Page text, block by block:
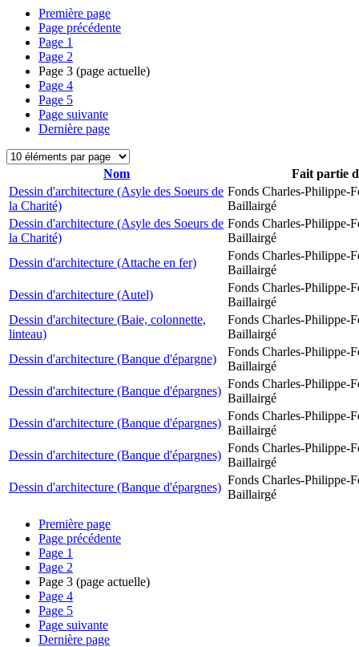
Première page
Page précédente
Page 1
Page 2
Page 3 (page actuelle)
Page 4
Page 5
Page suivante
Dernière page
Nom
Fait partie
Dessin d'architecture (Asyle des Soeurs de
la Charité)
Fonds Charles-Philippe-
Baillairgé
Dessin d'architecture (Asyle des Soeurs de
la Charité)
Fonds Charles-Philippe-
Baillairgé
Dessin d'architecture (Attache en fer)
Fonds Charles-Philippe-
Baillairgé
Dessin d'architecture (Autel)
Fonds Charles-Philippe-
Baillairgé
Dessin d'architecture (Baie, colonnette,
linteau)
Fonds Charles-Philippe-
Baillairgé
Dessin d'architecture (Banque d'épargne)
Fonds Charles-Philippe-
Baillairgé
Dessin d'architecture (Banque d'épargnes)
Fonds Charles-Philippe-
Baillairgé
Dessin d'architecture (Banque d'épargnes)
Fonds Charles-Philippe-
Baillairgé
Dessin d'architecture (Banque d'épargnes)
Fonds Charles-Philippe-
Baillairgé
Dessin d'architecture (Banque d'épargnes)
Fonds Charles-Philippe-
Baillairgé
Première page
Page précédente
Page 1
Page 2
Page 3 (page actuelle)
Page 4
Page 5
Page suivante
Dernière page